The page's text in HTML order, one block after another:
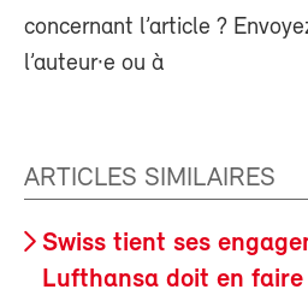
concernant l’article ?
l’auteur·e ou à
ARTICLES SIMILAIRES
Swiss tient ses
Lufthansa doit en